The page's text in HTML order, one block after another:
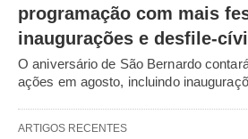
programação com mais
inaugurações e desfile-
O aniversário de São Bernardo
ações em agosto, incluindo
ARTIGOS RECENTES